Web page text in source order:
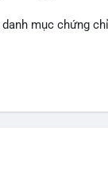
mục chứng
tư và phát triển